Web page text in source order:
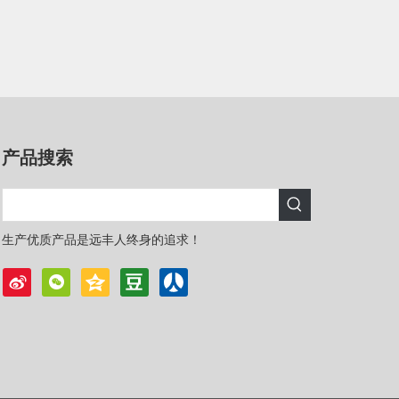
产品搜索
生产优质产品是远丰人终身的追求！